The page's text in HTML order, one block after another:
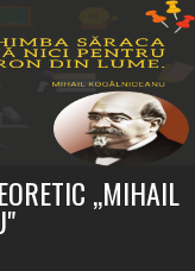
,,MIHAIL